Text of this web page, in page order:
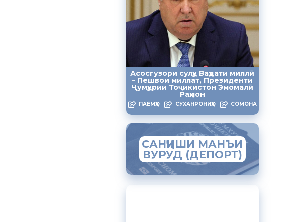
Асосгузори сулҳу Ваҳдати миллӣ
– Пешвои миллат, Президенти
Ҷумҳурии Тоҷикистон Эмомалӣ
Раҳмон
ПАЁМҲО СУХАНРОНИҲО СОМОНА
САНҶИШИ МАНЪИ
ВУРУД (ДЕПОРТ)